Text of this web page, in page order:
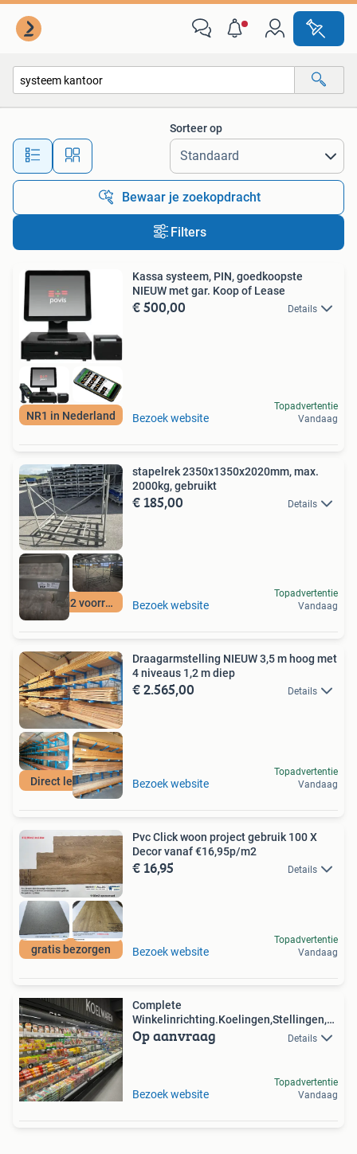
Alle afstanden…
Sorteer op
Bewaar je zoekopdracht
Filters
NR1 in Nederland
Kassa systeem, PIN, goedkoopste
NIEUW met gar. Koop of Lease
€ 500,00 Details
Bezoek website
Topadvertentie
Vandaag
12500 m2 voorraad
stapelrek 2350x1350x2020mm, max.
2000kg, gebruikt
€ 185,00 Details
Bezoek website
Topadvertentie
Vandaag
Direct leverbaar
Draagarmstelling NIEUW 3,5 m hoog met
4 niveaus 1,2 m diep
€ 2.565,00 Details
Bezoek website
Topadvertentie
Vandaag
gratis bezorgen
Pvc Click woon project gebruik 100 X
Decor vanaf €16,95p/m2
€ 16,95 Details
Bezoek website
Topadvertentie
Vandaag
Complete
Winkelinrichting.Koelingen,Stellingen,
Kassa enz
Op aanvraag Details
Bezoek website
Topadvertentie
Vandaag